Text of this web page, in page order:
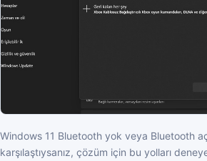
Windows 11 Bluetooth yok veya Bluetooth
karşılaştıysanız, çözüm için bu yolları